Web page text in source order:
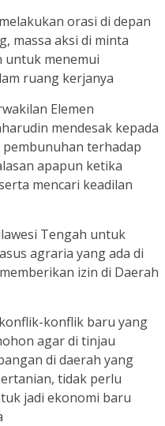
orasi di depan
massa aksi di minta
untuk menemui
ruang kerjanya
Elemen
mendesak kepada
terhadap
apapun ketika
mencari keadilan
Tengah untuk
agraria yang ada di
izin di Daerah
konflik baru yang
agar di tinjau
di daerah yang
tidak perlu
jadi ekonomi baru